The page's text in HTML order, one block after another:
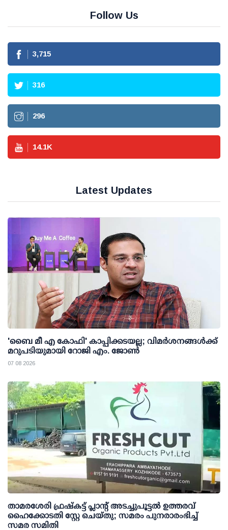
Follow Us
3,715
316
296
14.1K
Latest Updates
'ബൈ മീ എ കോഫി' കാപ്പിക്കടയല്ല; വിമര്‍ശനങ്ങള്‍ക്ക്
മറുപടിയുമായി റോജി എം. ജോണ്‍
07 08 2026
താമരശേരി ഫ്രഷ്കട്ട് പ്ലാന്റ് അടച്ചുപൂട്ടൽ ഉത്തരവ്
ഹൈക്കോടതി സ്റ്റേ ചെയ്തു; സമരം പുനരാരംഭിച്ച്
സമര സമിതി